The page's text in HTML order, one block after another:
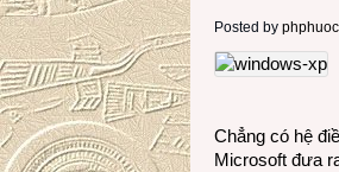
Posted by phphuoc
Chẳng có hệ
Microsoft đưa